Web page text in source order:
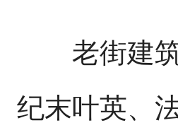
老街建筑
纪末叶英、